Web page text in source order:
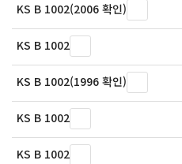
KS B 1002(2006 확인)
KS B 1002
KS B 1002(1996 확인)
KS B 1002
KS B 1002